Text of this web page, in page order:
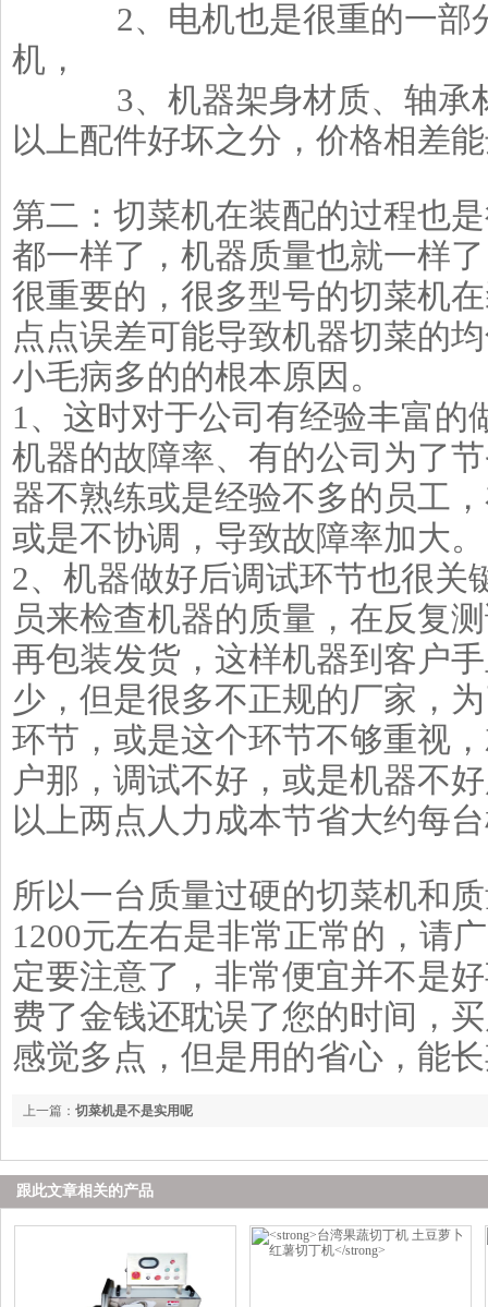
2、电机也是很重的一部分
机，
3、机器架身材质、轴承材
以上配件好坏之分，价格相差
第二：切菜机在装配的过程也
都一样了，机器质量也就一样
很重要的，很多型号的切菜机
点点误差可能导致机器切菜的
小毛病多的的根本原因。
1、这时对于公司有经验丰富的
机器的故障率、有的公司为了
器不熟练或是经验不多的员工
或是不协调，导致故障率加大。
2、机器做好后调试环节也很关
员来检查机器的质量，在反复
再包装发货，这样机器到客户
少，但是很多不正规的厂家，
环节，或是这个环节不够重视
户那，调试不好，或是机器不
以上两点人力成本节省大约每
所以一台质量过硬的切菜机和
1200元左右是非常正常的，请
定要注意了，非常便宜并不是
费了金钱还耽误了您的时间，
感觉多点，但是用的省心，能
上一篇： 切菜机是不是实用呢
跟此文章相关的产品